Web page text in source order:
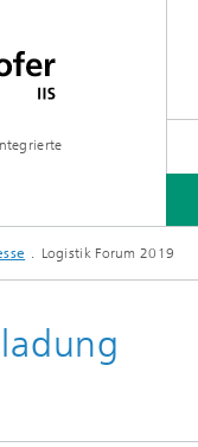
Logistik Forum 2019